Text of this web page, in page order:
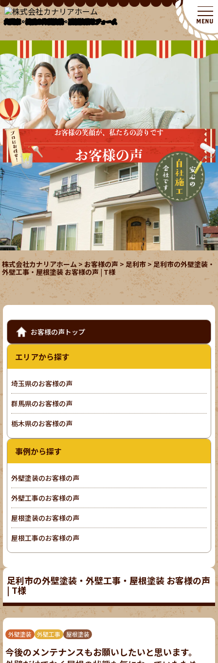
北関東・埼玉の外壁塗装・屋根塗装リフォーム
お客様の笑顔が、私たちの誇りです
お客様の声
株式会社カナリアホーム>お客様の声 >足利市 >足利市の外壁塗装・
外壁工事・屋根塗装 お客様の声 | T様
足利市の外壁塗装・外壁工事・屋根塗装 お客様の声
| T様
外壁塗装 外壁工事 屋根塗装
今後のメンテナンスもお願いしたいと思います。
お客様の声トップ
エリアから探す
埼玉県のお客様の声
群馬県のお客様の声
栃木県のお客様の声
事例から探す
外壁塗装のお客様の声
外壁工事のお客様の声
屋根塗装のお客様の声
屋根工事のお客様の声